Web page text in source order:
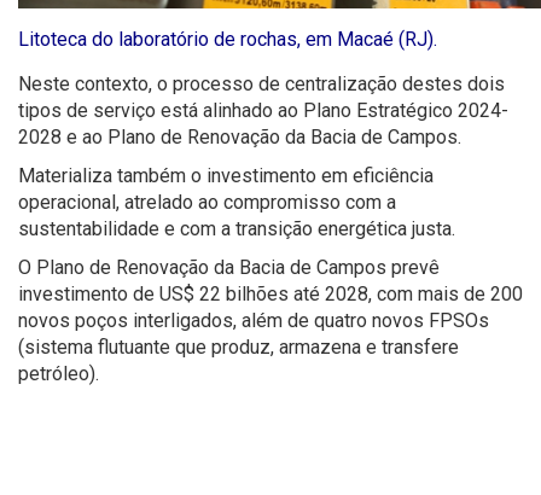
Litoteca do laboratório de rochas, em Macaé (RJ).
Neste contexto, o processo de centralização destes dois
tipos de serviço está alinhado ao Plano Estratégico 2024-
2028 e ao Plano de Renovação da Bacia de Campos.
Materializa também o investimento em eficiência
operacional, atrelado ao compromisso com a
sustentabilidade e com a transição energética justa.
O Plano de Renovação da Bacia de Campos prevê
investimento de US$ 22 bilhões até 2028, com mais de 200
novos poços interligados, além de quatro novos FPSOs
(sistema flutuante que produz, armazena e transfere
petróleo).